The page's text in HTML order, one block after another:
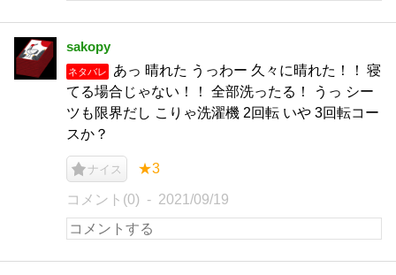
sakopy
ネタバレ
あっ 晴れた うっわー 久々に晴れた！！ 寝
てる場合じゃない！！ 全部洗ったる！ うっ シー
ツも限界だし こりゃ洗濯機 2回転 いや 3回転コー
スか？
ナイス ★3
コメント(0) 2021/09/19